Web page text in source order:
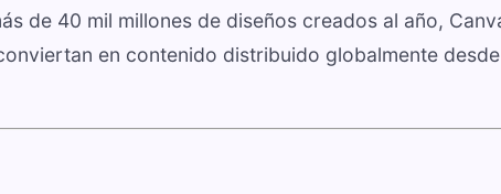
de 40 mil millones de diseños creados al año,
en contenido distribuido globalmente